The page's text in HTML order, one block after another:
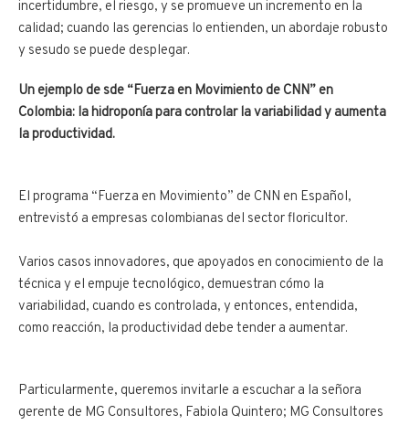
incertidumbre, el riesgo, y se promueve un incremento en la
calidad; cuando las gerencias lo entienden, un abordaje robusto
y sesudo se puede desplegar.
Un ejemplo de sde “Fuerza en Movimiento de CNN” en
Colombia: la hidroponía para controlar la variabilidad y aumenta
la productividad.
El programa “Fuerza en Movimiento” de CNN en Español,
entrevistó a empresas colombianas del sector floricultor.
Varios casos innovadores, que apoyados en conocimiento de la
técnica y el empuje tecnológico, demuestran cómo la
variabilidad, cuando es controlada, y entonces, entendida,
como reacción, la productividad debe tender a aumentar.
Particularmente, queremos invitarle a escuchar a la señora
gerente de MG Consultores, Fabiola Quintero; MG Consultores